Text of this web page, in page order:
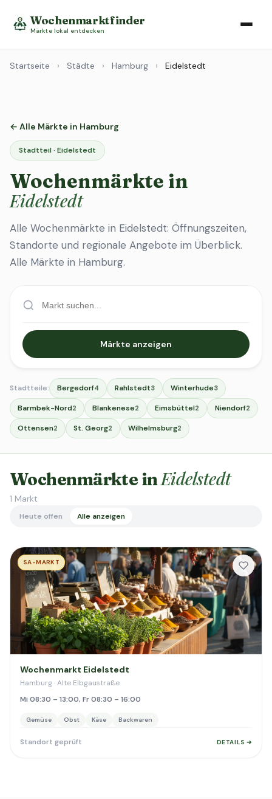
Wochenmarktfinder
Märkte lokal entdecken
Startseite › Städte › Hamburg › Eidelstedt
← Alle Märkte in Hamburg
Stadtteil · Eidelstedt
Wochenmärkte in
Eidelstedt
Alle Wochenmärkte in Eidelstedt: Öffnungszeiten,
Standorte und regionale Angebote im Überblick.
Alle Märkte in Hamburg.
Märkte anzeigen
Stadtteile: Bergedorf4 Rahlstedt3 Winterhude3
Barmbek-Nord2 Blankenese2 Eimsbüttel2 Niendorf2
Ottensen2 St. Georg2 Wilhelmsburg2
Wochenmärkte inEidelstedt
1 Markt
Heute offen Alle anzeigen
SA-MARKT
Wochenmarkt Eidelstedt
Hamburg · Alte Elbgaustraße
Mi 08:30 – 13:00, Fr 08:30 – 16:00
Gemüse Obst Käse Backwaren
Standort geprüft DETAILS ➔